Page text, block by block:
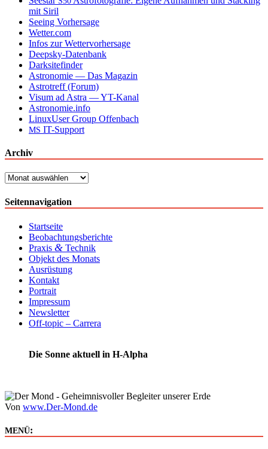
mit Siril
Seeing Vorhersage
Wetter.com
Infos zur Wettervorhersage
Deepsky-Datenbank
Darksitefinder
Astronomie — Das Magazin
Astrotreff (Forum)
Visum ad Astra — YT-Kanal
Astronomie.info
LinuxUser Group Offenbach
MS IT-Support
Archiv
Archiv
Seitennavigation
Startseite
Beobachtungsberichte
Praxis & Technik
Objekt des Monats
Ausrüstung
Kontakt
Portrait
Impressum
Newsletter
Off-topic – Carrera
Die Sonne aktuell in H-Alpha
Von www.Der-Mond.de
MENÜ: